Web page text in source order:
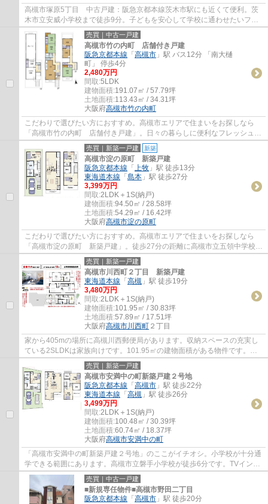
高槻市塚原5丁目 中古戸建：阪急京都本線茨木市駅にも近くて便利。茨
木市立安威小学校まで徒歩9分。子どもを安心して学校に通わせたいファ
ミリーにおすすめです。全居室6帖以上の物件...
売買｜中古一戸建
高槻市竹の内町 店舗付き戸建
阪急京都本線 「 高槻市 」駅 バス12分 「南大樋
町」 停歩4分
2,480万円
間取:5LDK
建物面積:191.07㎡ / 57.79坪
土地面積:113.43㎡ / 34.31坪
大阪府高槻市竹の内町
こだわりで選びたい方におすすめ。高槻市エリアで住まいをお探しなら
「高槻市竹の内町 店舗付き戸建」。日々の暮らしに便利なフレッシュバ
ザール 高槻辻子店(スーパー)まで411mです。...
売買｜新築一戸建 新築
高槻市淀の原町 新築戸建
阪急京都本線 「 上牧 」駅 徒歩13分
東海道本線 「 島本 」駅 徒歩27分
3,399万円
間取:2LDK＋1S(納戸)
建物面積:94.50㎡ / 28.58坪
土地面積:54.29㎡ / 16.42坪
大阪府高槻市淀の原町
こだわりで選びたい方におすすめ。高槻市エリアで住まいをお探しなら
「高槻市淀の原町 新築戸建」。徒歩27分の距離に高槻市立五領中学校が
あるのも魅力。高槻市で新生活をスタートす...
売買｜新築一戸建
高槻市川西町２丁目 新築戸建
東海道本線 「 高槻 」駅 徒歩19分
3,480万円
間取:2LDK＋1S(納戸)
建物面積:101.95㎡ / 30.83坪
土地面積:57.89㎡ / 17.51坪
大阪府高槻市川西町 ２丁目
家から405mの場所に高槻川西郵便局があります。収納スペースの充実し
ている2SLDKは家族向けです。101.95㎡の建物面積がある物件です。シ
ステムキッチン付きの物件です。高槻市を中心に...
売買｜新築一戸建
高槻市安満中の町新築戸建２号地
阪急京都本線 「 高槻市 」駅 徒歩22分
東海道本線 「 高槻 」駅 徒歩26分
3,499万円
間取:2LDK＋1S(納戸)
建物面積:100.48㎡ / 30.39坪
土地面積:60.74㎡ / 18.37坪
大阪府高槻市安満中の町
「高槻市安満中の町新築戸建２号地」のここがイチオシ。小学校が十分通
学できる範囲にあります。高槻市立磐手小学校が徒歩6分です。TVインタ
ーホンで、モニターから来訪者が確認できま...
売買｜中古一戸建
■新規専任物件■高槻市野田二丁目
阪急京都本線 「 高槻市 」駅 徒歩20分